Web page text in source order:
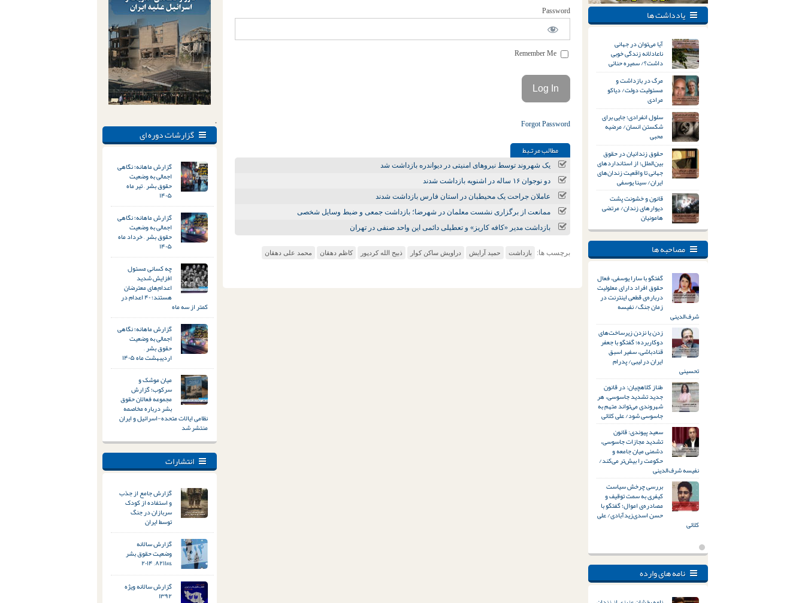
.
گزارشات دوره ای
گزارش ماهانه؛ نگاهی
اجمالی به وضعیت
حقوق بشر – تیر ماه
۱۴۰۵
گزارش ماهانه؛ نگاهی
اجمالی به وضعیت
حقوق بشر – خرداد ماه
۱۴۰۵
چه کسانی مسئول
افزایش شدید
اعدام‌های معترضان
هستند؛ ۴۰ اعدام در
کمتر از سه ماه
گزارش ماهانه؛ نگاهی
اجمالی به وضعیت
حقوق بشر –
اردیبهشت ماه ۱۴۰۵
میان موشک و
سرکوب؛ گزارش
مجموعه فعالان حقوق
بشر درباره مخاصمه
نظامی ایالات متحده-اسرائیل و ایران
منتشر شد
انتشارات
گزارش جامع از جذب
و استفاده از کودک
سربازان در جنگ
توسط ایران
گزارش سالانه
وضعیت حقوق بشر
&#۸۲۱۱; ۲۰۱۴
گزارش سالانه ویژه
۱۳۹۲
Password
Forgot Password
مطالب مرتـبط
یک شهروند توسط نیروهای امنیتی در دیواندره بازداشت شد
دو نوجوان ۱۶ ساله در اشنویه بازداشت شدند
عاملان جراحت یک محیطبان در استان فارس بازداشت شدند
ممانعت از برگزاری نشست معلمان در شهرضا؛ بازداشت جمعی و ضبط وسایل شخصی
بازداشت مدیر «کافه کاریز» و تعطیلی دائمی این واحد صنفی در تهران
برچسب ها: بازداشت حمید آرایش دراویش ساکن کوار ذبیح الله کردپور کاظم دهقان محمد علی دهقان
یادداشت ها
آیا می‌توان در جهانی
ناعادلانه زندگی خوبی
داشت؟/ سمیره حنائی
مرگ در بازداشت و
مسئولیت دولت/ دیاکو
مرادی
سلول انفرادی؛ جایی برای
شکستن انسان/ مرضیه
محبی
حقوق زندانیان در حقوق
بین‌الملل؛ از استانداردهای
جهانی تا واقعیت زندان‌های
ایران/ سینا یوسفی
قانون و خشونت پشت
دیوارهای زندان/ مرتضی
هامونیان
مصاحبه ها
گفتگو با سارا یوسفی، فعال
حقوق افراد دارای معلولیت
درباره‌ی قطعی اینترنت در
زمان جنگ/ نفیسه
شرف‌الدینی
زدن یا نزدن زیرساخت‌های
دوکاربرده؛ گفتگو با جعفر
قنادباشی، سفیر اسبق
ایران در لیبی/ پدرام
تحسینی
طناز کلاهچیان: در قانون
جدید تشدید جاسوسی، هر
شهروندی می‌تواند متهم به
جاسوسی شود/ علی کلائی
سعید پیوندی: قانون
تشدید مجازات جاسوسی،
دشمنی میان جامعه و
حکومت را بیش‌تر می‌کند/
نفیسه شرف‌الدینی
بررسی چرخش سیاست
کیفری به سمت توقیف و
مصادره‌ی اموال؛ گفتگو با
حسن اسدی‌زیدآبادی/ علی
کلائی
نامه های وارده